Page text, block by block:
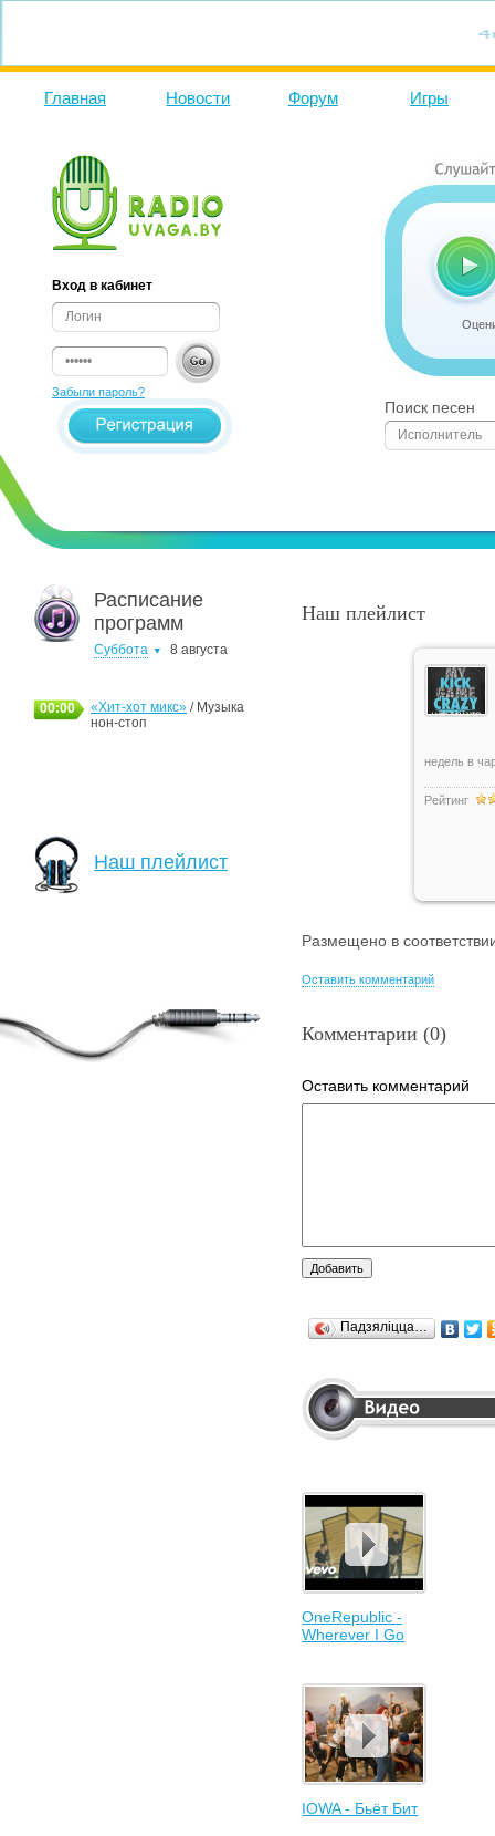
Главная Новости Форум Игры
Вход в кабинет
Забыли пароль?
Расписание
программ
Суббота 8 августа
00:00 «Хит-хот микс» / Музыка
нон-стоп
Наш плейлист
Поиск песен
Наш плейлист
недель в
Рейтинг
Размещено в
Оставить комментарий
Комментарии (0)
Оставить комментарий
Падзяліцца…
OneRepublic -
Wherever I Go
IOWA - Бьёт Бит